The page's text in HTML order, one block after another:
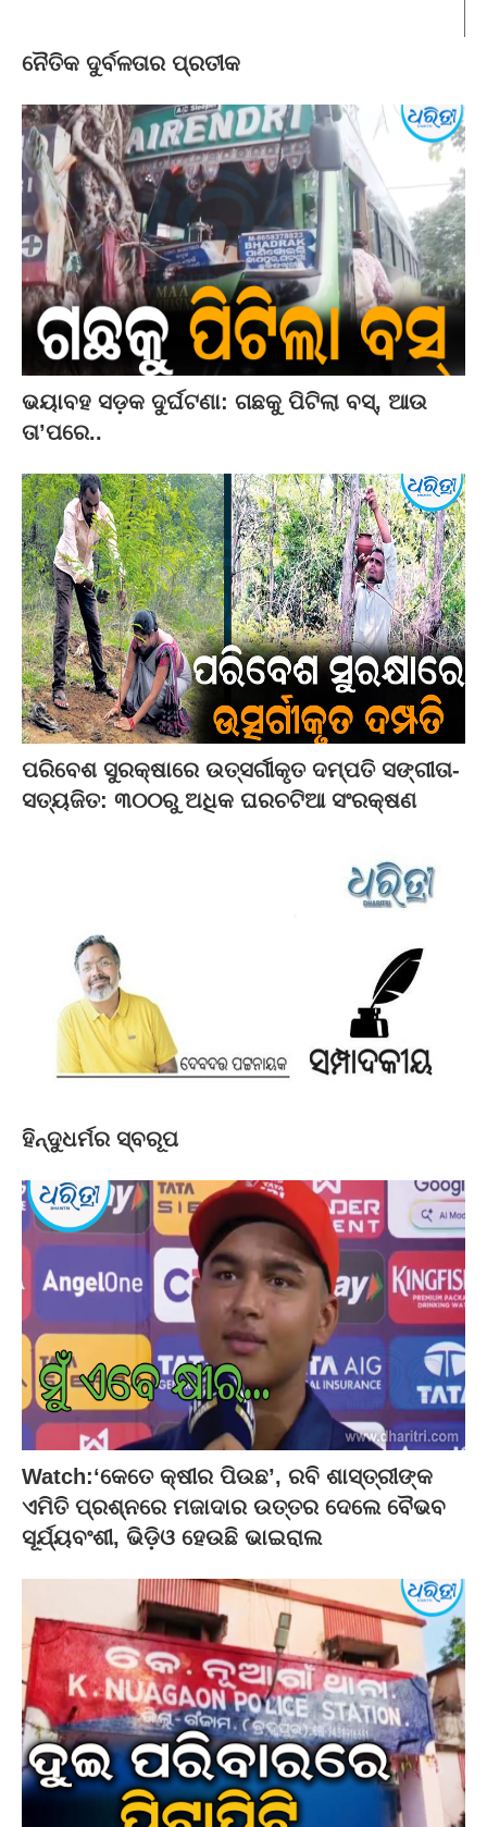
ନୈତିକ ଦୁର୍ବଳତାର ପ୍ରତୀକ
ଭୟାବହ ସଡ଼କ ଦୁର୍ଘଟଣା: ଗଛକୁ ପିଟିଲା ବସ୍‌, ଆଉ
ତା’ପରେ..
ପରିବେଶ ସୁରକ୍ଷାରେ ଉତ୍ସର୍ଗୀକୃତ ଦମ୍ପତି ସଙ୍ଗୀତା-
ସତ୍ୟଜିତ: ୩୦୦ରୁ ଅଧିକ ଘରଚଟିଆ ସଂରକ୍ଷଣ
ହିନ୍ଦୁଧର୍ମର ସ୍ବରୂପ
Watch:‘କେତେ କ୍ଷୀର ପିଉଛ’, ରବି ଶାସ୍ତ୍ରୀଙ୍କ
ଏମିତି ପ୍ରଶ୍ନରେ ମଜାଦାର ଉତ୍ତର ଦେଲେ ବୈଭବ
ସୂର୍ଯ୍ୟବଂଶୀ, ଭିଡ଼ିଓ ହେଉଛି ଭାଇରାଲ